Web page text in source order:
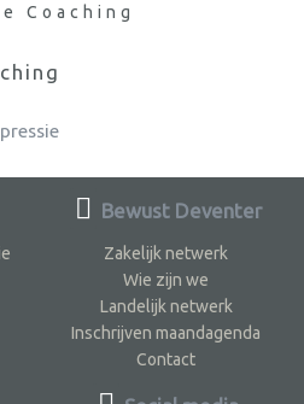
Coaching
Bewust Deventer
Zakelijk netwerk
Wie zijn we
Landelijk netwerk
Inschrijven maandagenda
Contact